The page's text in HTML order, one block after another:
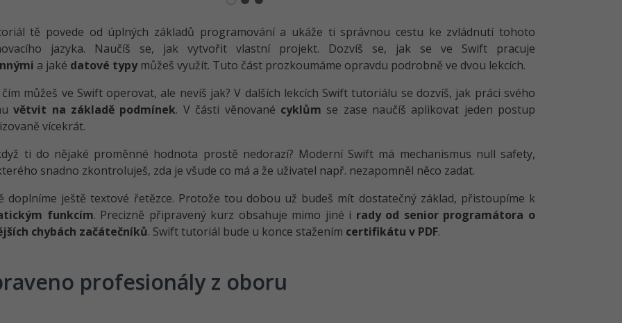
tě povede od úplných základů programování a ukáže ti správnou cestu ke zvládnutí tohoto
jazyka. Naučíš se, jak vytvořit vlastní projekt. Dozvíš se, jak se ve Swift pracuje
a jaké datové typymůžeš využít. Tuto část prozkoumáme opravdu podrobně ve dvou lekcích.
můžeš ve Swift operovat, ale nevíš jak? V dalších lekcích Swift tutoriálu se dozvíš, jak práci svého
větvit na základě podmínek. V části věnované cyklům se zase naučíš aplikovat jeden postup
vícekrát.
ti do nějaké proměnné hodnota prostě nedorazí? Moderní Swift má mechanismus null safety,
snadno zkontroluješ, zda je všude co má a že uživatel např. nezapomněl něco zadat.
doplníme ještě textové řetězce. Protože tou dobou už budeš mít dostatečný základ, přistoupíme k
funkcím. Precizně připravený kurz obsahuje mimo jiné i rady od senior programátora o
chybách začátečníků. Swift tutoriál bude u konce stažením certifikátu v PDF.
profesionály z oboru